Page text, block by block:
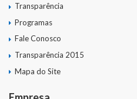
Transparência
Programas
Fale Conosco
Transparência 2015
Mapa do Site